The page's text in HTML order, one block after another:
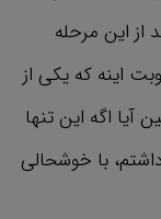
از این مرحله
اینه که یکی از
آیا اگه این تنها
با خوشحالی